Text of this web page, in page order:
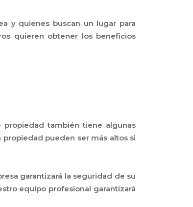
y quienes buscan un lugar para
quieren obtener los beneficios
propiedad también tiene algunas
pueden ser más altos si
garantizará la seguridad de su
equipo profesional garantizará